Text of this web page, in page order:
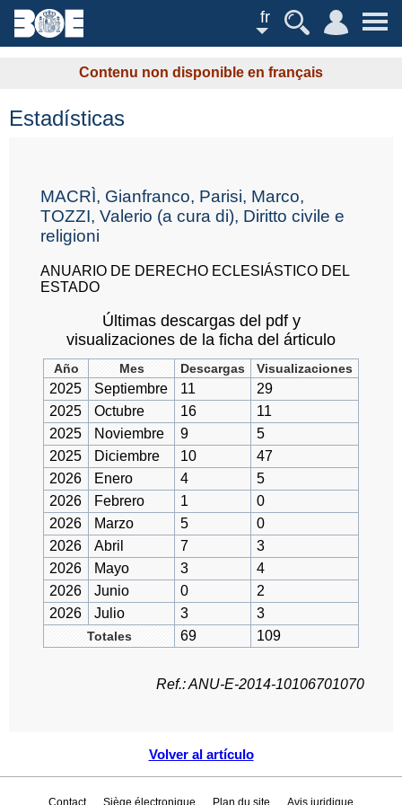
fr
Contenu non disponible en français
Volver al artículo
Estadísticas
MACRÌ, Gianfranco, Parisi, Marco,
TOZZI, Valerio (a cura di), Diritto civile e
religioni
ANUARIO DE DERECHO ECLESIÁSTICO DEL
ESTADO
Últimas descargas del pdf y
visualizaciones de la ficha del árticulo
Año Mes Descargas Visualizaciones
2025 Septiembre 11
29
2025
Octubre 16
11
2025
Noviembre 9
5
2025
Diciembre 10
47
2026
Enero 4
5
2026
Febrero 1
0
2026
Marzo 5
0
2026
Abril 7
3
2026
Mayo 3
4
2026
Junio 0
2
2026
Julio 3 3
Totales 69 109
Ref.: ANU-E-2014-10106701070